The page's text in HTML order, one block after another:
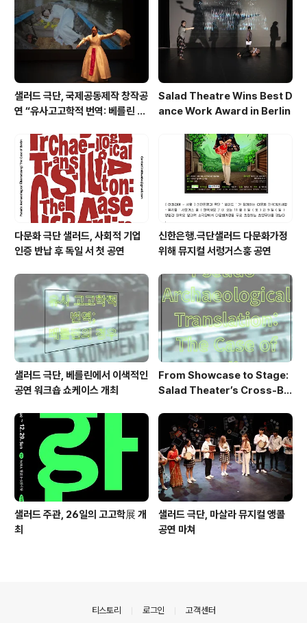
샐러드 극단, 국제공동제작 창작공
연 “유사고고학적 번역: 베를린 사
Salad Theatre Wins Best D
ance Work Award in Berlin
다문화 극단 샐러드, 사회적 기업
인증 반납 후 독일 서 첫 공연
신한은행.극단샐러드 다문화가정
위해 뮤지컬 서렁거스훙 공연
샐러드 극단, 베를린에서 이색적인
공연 워크숍 쇼케이스 개최
From Showcase to Stage:
Salad Theater’s Cross-Bo
o Berlin 2026
샐러드 주관, 26일의 고고학展 개
최
샐러드 극단, 마살라 뮤지컬 앵콜
공연 마쳐
티스토리 로그인 고객센터